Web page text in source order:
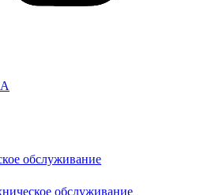
обслуживание
обслуживание